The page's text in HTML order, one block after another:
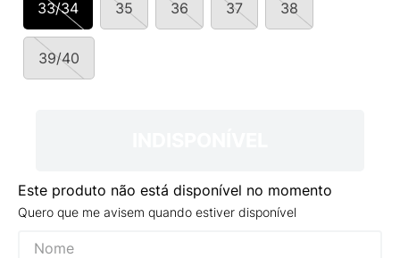
33/34 35 36 37 38
39/40
Este produto não está disponível no momento
Quero que me avisem quando estiver disponível
º
NEW 530
10º VANS TÊNIS VANS ULTRARANGE